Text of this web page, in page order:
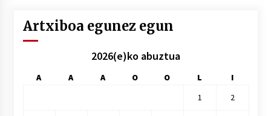
Artxiboa egunez egun
2026(e)ko abuztua
A A A O O L
I
1
2